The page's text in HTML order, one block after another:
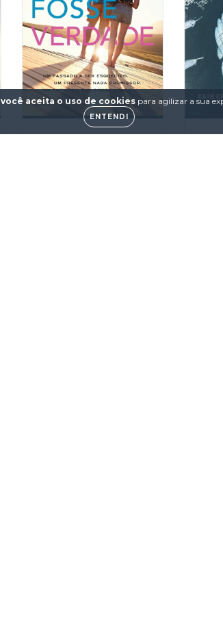
você aceita o uso de cookiespara agilizar a sua
ENTENDI